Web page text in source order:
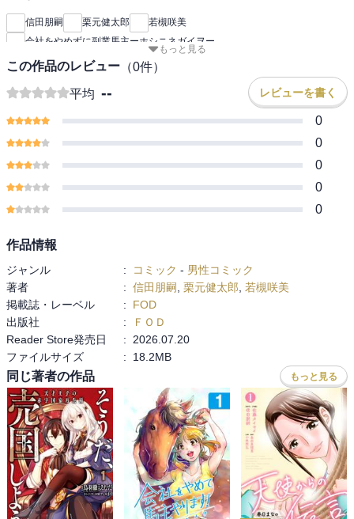
信田朋嗣 栗元健太郎
若槻咲美
会社をやめずに副業馬主ーホシニネガイヲー
もっと見る
この作品のレビュー （0件）
平均 -- レビューを書く
0
0
0
0
0
作品情報
ジャンル : コミック - 男性コミック
著者
: 信田朋嗣 栗元健太郎 若槻咲美
掲載誌・レーベル
:
FOD
出版社
:
ＦＯＤ
Reader Store発売日
:
2026.07.20
ファイルサイズ
: 18.2MB
同じ著者の作品 もっと見る